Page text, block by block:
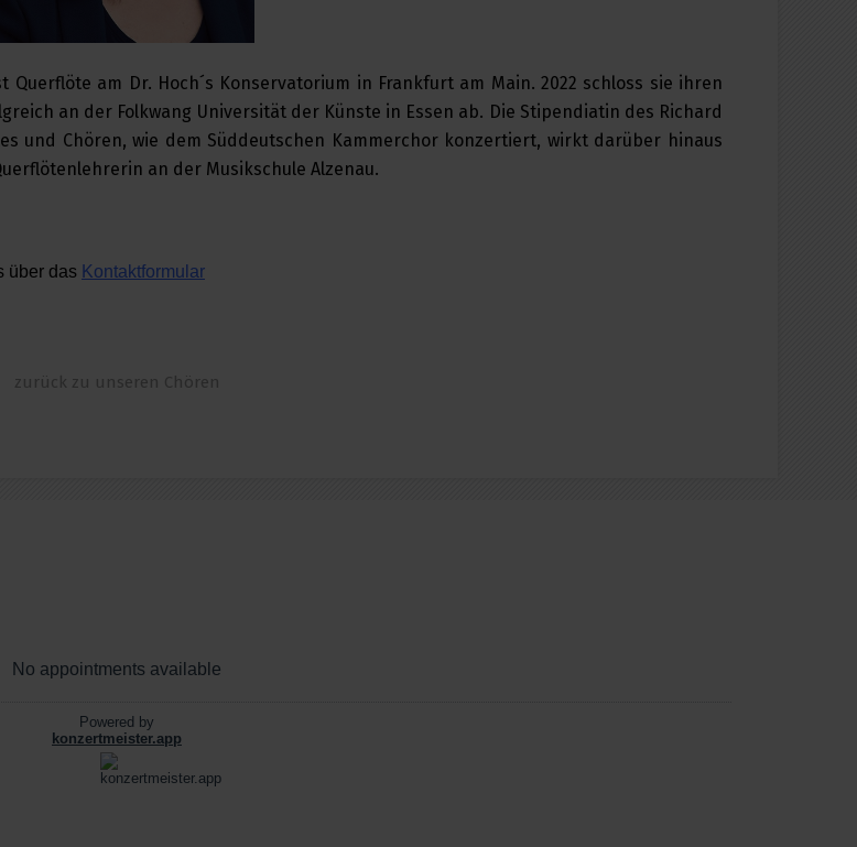
am Dr. Hoch´s Konservatorium in Frankfurt am Main. 2022 schloss sie ihren
an der Folkwang Universität der Künste in Essen ab. Die Stipendiatin des Richard
und Chören, wie dem Süddeutschen Kammerchor konzertiert, wirkt darüber hinaus
an der Musikschule Alzenau.
über das Kontaktformular
zurück zu unseren Chören